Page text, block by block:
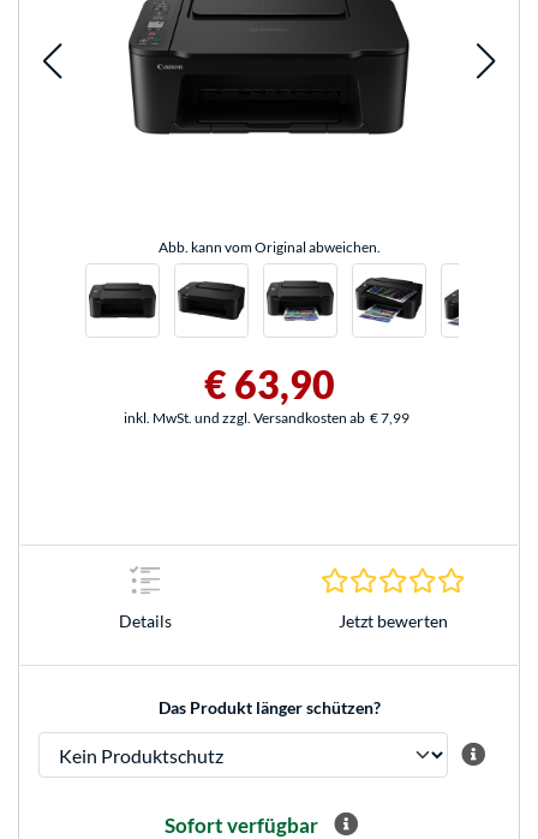
Abb. kann vom Original abweichen.
€ 63,90
inkl. MwSt. und zzgl. Versandkosten ab € 7,99
Details Jetzt bewerten
Das Produkt länger schützen?
Sofort verfügbar